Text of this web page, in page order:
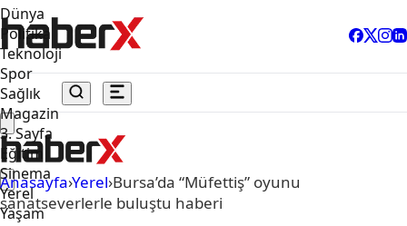
Dünya
Politika
Teknoloji
Spor
Sağlık
Magazin
3. Sayfa
Eğitim
Sinema
Yerel
Yaşam
Anasayfa›Yerel›Bursa’da “Müfettiş” oyunu
sanatseverlerle buluştu haberi